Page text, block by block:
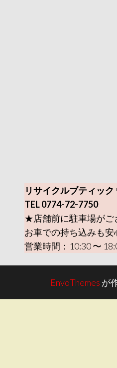
リサイクルブティック
TEL 0774-72-7750
★店舗前に駐車場がご
お車での持ち込みも安
営業時間：10:30 〜
EnvoThemes が